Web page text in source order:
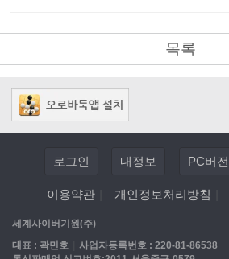
목록
로그인 내정보 PC버전
이용약관 개인정보처리방침
세계사이버기원(주)
대표 : 곽민호
사업자등록번호 : 220-81-86538